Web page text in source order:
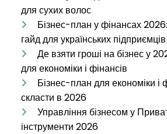
для сухих волос
Бізнес-план у фінансах
гайд для українських підприємців
Де взяти гроші на бізнес у
для економіки і фінансів
Бізнес-план для економіки і
скласти в 2026
Управління бізнесом у
інструменти 2026